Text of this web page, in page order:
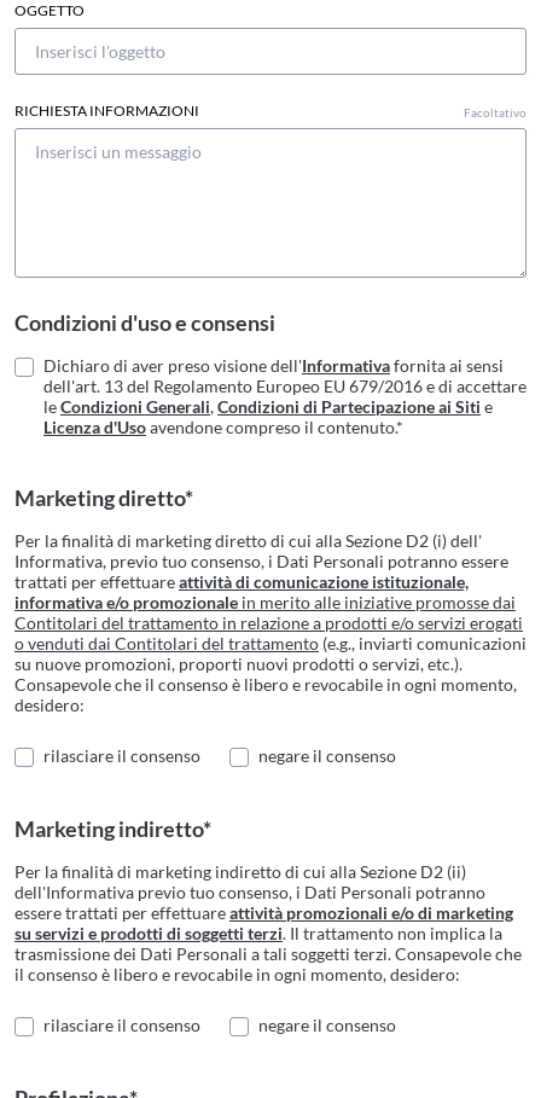
OGGETTO
RICHIESTA INFORMAZIONI Facoltativo
Condizioni d'uso e consensi
Dichiaro di aver preso visione dell'Informativafornita ai sensi
dell'art. 13 del Regolamento Europeo EU 679/2016 e di accettare
leCondizioni Generali,Condizioni di Partecipazione ai Siti e
Licenza d'Usoavendone compreso il contenuto.*
Marketing diretto*
Per la finalità di marketing diretto di cui alla Sezione D2 (i) dell'
Informativa, previo tuo consenso, i Dati Personali potranno essere
trattati per effettuareattività di comunicazione istituzionale,
informativa e/o promozionale in merito alle iniziative promosse dai
Contitolari del trattamento in relazione a prodotti e/o servizi erogati
o venduti dai Contitolari del trattamento (e.g., inviarti comunicazioni
su nuove promozioni, proporti nuovi prodotti o servizi, etc.).
Consapevole che il consenso è libero e revocabile in ogni momento,
desidero:
rilasciare il consenso negare il consenso
Marketing indiretto*
Per la finalità di marketing indiretto di cui alla Sezione D2 (ii)
dell'Informativa previo tuo consenso, i Dati Personali potranno
essere trattati per effettuareattività promozionali e/o di marketing
su servizi e prodotti di soggetti terzi. Il trattamento non implica la
trasmissione dei Dati Personali a tali soggetti terzi. Consapevole che
il consenso è libero e revocabile in ogni momento, desidero:
rilasciare il consenso negare il consenso